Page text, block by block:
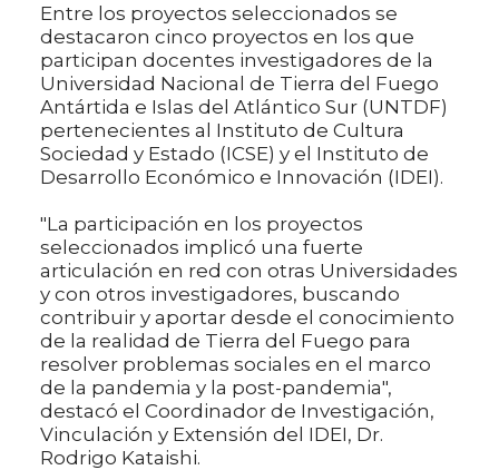
Entre los proyectos seleccionados se
destacaron cinco proyectos en los que
participan docentes investigadores de la
Universidad Nacional de Tierra del Fuego
Antártida e Islas del Atlántico Sur (UNTDF)
pertenecientes al Instituto de Cultura
Sociedad y Estado (ICSE) y el Instituto de
Desarrollo Económico e Innovación (IDEI).
"La participación en los proyectos
seleccionados implicó una fuerte
articulación en red con otras Universidades
y con otros investigadores, buscando
contribuir y aportar desde el conocimiento
de la realidad de Tierra del Fuego para
resolver problemas sociales en el marco
de la pandemia y la post-pandemia",
destacó el Coordinador de Investigación,
Vinculación y Extensión del IDEI, Dr.
Rodrigo Kataishi.